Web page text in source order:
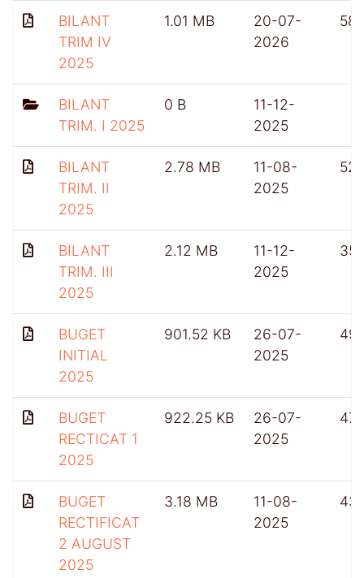
BILANT
TRIM IV
2025
1.01 MB
20-07-
2026
58
BILANT
TRIM. I 2025
0 B
11-12-
2025
BILANT
TRIM. II
2025
2.78 MB
11-08-
2025
BILANT
TRIM. III
2025
2.12 MB
11-12-
2025
BUGET
INITIAL
2025
901.52 KB
26-07-
2025
BUGET
RECTICAT 1
2025
922.25 KB
26-07-
2025
BUGET
RECTIFICAT
2 AUGUST
2025
3.18 MB
11-08-
2025